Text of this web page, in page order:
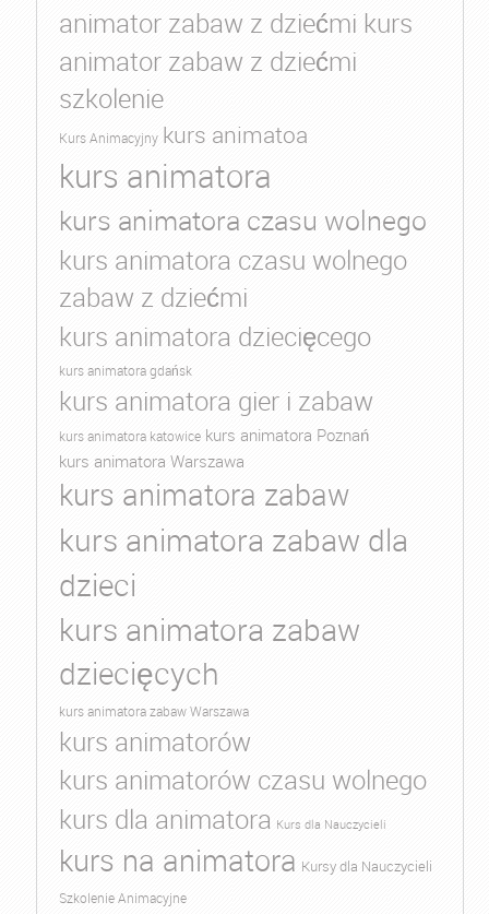
animator zabaw z dziećmi kurs
animator zabaw z dziećmi
szkolenie
Kurs Animacyjny kurs animatoa
kurs animatora
kurs animatora czasu wolnego
kurs animatora czasu wolnego
zabaw z dziećmi
kurs animatora dziecięcego
kurs animatora gdańsk
kurs animatora gier i zabaw
kurs animatora katowice kurs animatora Poznań
kurs animatora Warszawa
kurs animatora zabaw
kurs animatora zabaw dla
dzieci
kurs animatora zabaw
dziecięcych
kurs animatora zabaw Warszawa
kurs animatorów
kurs animatorów czasu wolnego
kurs dla animatora Kurs dla Nauczycieli
kurs na animatora Kursy dla Nauczycieli
Szkolenie Animacyjne